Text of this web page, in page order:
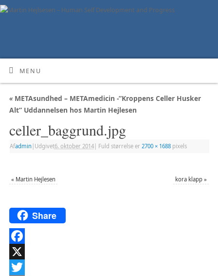
MENU
«METAsundhed – METAmedicin -”Kroppens Celler Husker
Alt” Uddannelsen hos Martin Hejlesen
celler_baggrund.jpg
Afadmin Udgivet6. oktober 2014| Fuld størrelse er 2700 × 1688pixels
« Martin Hejlesen kora klapp »
Share
Facebook
X